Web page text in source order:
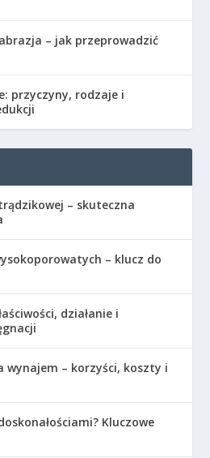
– jak przeprowadzić
przyczyny, rodzaje i
– skuteczna
– klucz do
działanie i
wynajem – korzyści, koszty i
Kluczowe